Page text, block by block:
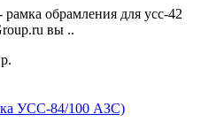
обрамления для усс-42
вы ..